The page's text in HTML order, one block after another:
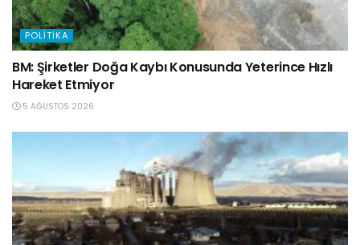
POLITIKA
BM: Şirketler Doğa Kaybı Konusunda Yeterince Hızlı
Hareket Etmiyor
5 AĞUSTOS 2026